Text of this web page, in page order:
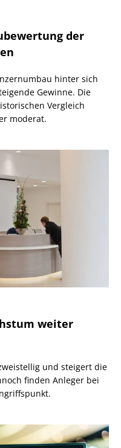
der
hinter sich
Gewinne. Die
Vergleich
moderat.
weiter
und steigert die
finden Anleger bei